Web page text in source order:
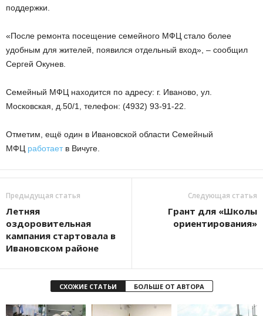
поддержки.
«После ремонта посещение семейного МФЦ стало более
удобным для жителей, появился отдельный вход», – сообщил
Сергей Окунев.
Семейный МФЦ находится по адресу: г. Иваново, ул.
Московская, д.50/1, телефон: (4932) 93-91-22.
Отметим, ещё один в Ивановской области Семейный
МФЦ работаетв Вичуге.
Предыдущая статья
Летняя
оздоровительная
кампания стартовала в
Ивановском районе
Следующая статья
Грант для «Школы
ориентирования»
СХОЖИЕ СТАТЬИ БОЛЬШЕ ОТ АВТОРА